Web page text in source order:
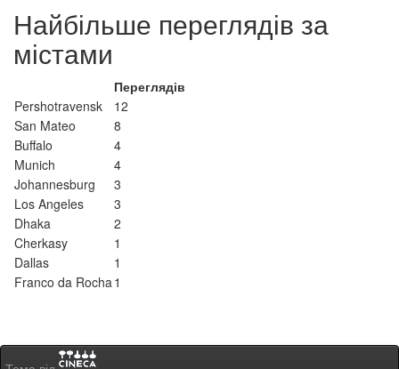
Найбільше переглядів за
містами
Переглядів
Pershotravensk
12
San Mateo
8
Buffalo
4
Munich
4
Johannesburg
3
Los Angeles
3
Dhaka
2
Cherkasy
1
Dallas
1
Franco da Rocha1